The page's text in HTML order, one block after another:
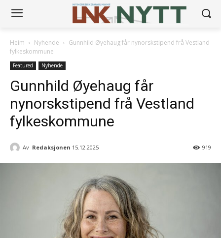
Heim Nyhende
Gunnhild Øyehaug får nynorskstipend frå Vestland
fylkeskommune
Featured Nyhende
Gunnhild Øyehaug får
nynorskstipend frå Vestland
fylkeskommune
Av Redaksjonen 15.12.2025 919